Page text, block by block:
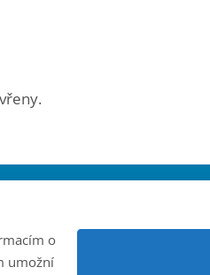
o
umožní